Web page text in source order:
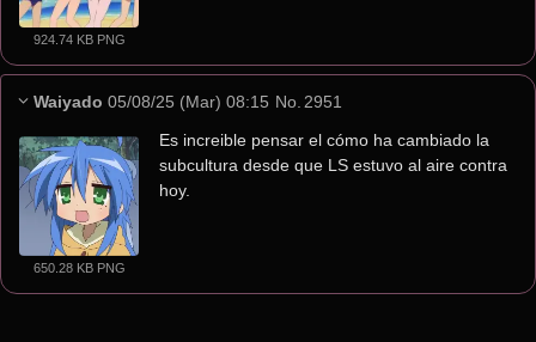
924.74 KB PNG
Waiyado 05/08/25 (Mar) 08:15 No. 2951
650.28 KB PNG
Es increible pensar el cómo ha cambiado la
subcultura desde que LS estuvo al aire contra
hoy.